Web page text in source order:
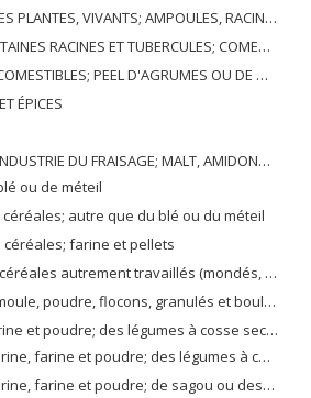
AMPOULES, RACINES ET ANALOGUES; FLEURS COUPEES ET FEUILLAGE ORNEMENTAL
RACINES ET TUBERCULES; COMESTIBLE
PEEL D'AGRUMES OU DE MELONS
ÉPICES
DU FRAISAGE; MALT, AMIDONS, INULINE, GLUTEN DE BLÉ
ou de méteil
autre que du blé ou du méteil
céréales; farine et pellets
roulés, en flocons, perlés, tranchés ou concassés), à l'exception du riz du n °. 1006; germes de céréales entiers, roulés, en flocons ou moulus
poudre, flocons, granulés et boulettes de pommes de terre
à cosse secs du n °. 0713, de sagou ou des racines ou tubercules du n °. 0714 ou des produits du chapitre 8
farine et poudre; des légumes à cosse secs du n °. 0713
farine et poudre; de sagou ou des racines ou tubercules du n °. 0714